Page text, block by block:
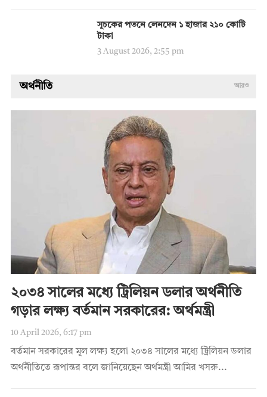
সূচকের পতনে লেনদেন ১ হাজার ২১০ কোটি
টাকা
3 August 2026, 2:55 pm
অর্থনীতি আরও
২০৩৪ সালের মধ্যে ট্রিলিয়ন ডলার অর্থনীতি
গড়ার লক্ষ্য বর্তমান সরকারের: অর্থমন্ত্রী
10 April 2026, 6:17 pm
বর্তমান সরকারের মূল লক্ষ্য হলো ২০৩৪ সালের মধ্যে ট্রিলিয়ন ডলার
অর্থনীতিতে রূপান্তর বলে জানিয়েছেন অর্থমন্ত্রী আমির খসরু...